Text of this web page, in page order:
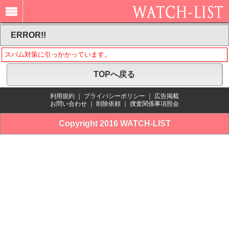
ERROR!!
スパム対策に引っかかっています。
TOPへ戻る
利用規約 プライバシーポリシー
広告掲載
お問い合わせ
削除依頼 捜査関係事項照会
Copyright 2016 WATCH-LIST